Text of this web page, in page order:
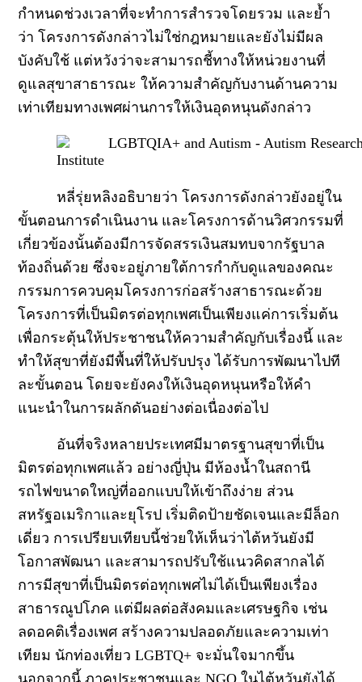
กำหนดช่วงเวลาที่จะทำการสำรวจโดยรวม และย้ำ
ว่า โครงการดังกล่าวไม่ใช่กฎหมายและยังไม่มีผล
บังคับใช้ แต่หวังว่าจะสามารถชี้ทางให้หน่วยงานที่
ดูแลสุขาสาธารณะ ให้ความสำคัญกับงานด้านความ
เท่าเทียมทางเพศผ่านการให้เงินอุดหนุนดังกล่าว
หลี่รุ่ยหลิงอธิบายว่า โครงการดังกล่าวยังอยู่ใน
ขั้นตอนการดำเนินงาน และโครงการด้านวิศวกรรมที่
เกี่ยวข้องนั้นต้องมีการจัดสรรเงินสมทบจากรัฐบาล
ท้องถิ่นด้วย ซึ่งจะอยู่ภายใต้การกำกับดูแลของคณะ
กรรมการควบคุมโครงการก่อสร้างสาธารณะด้วย
โครงการที่เป็นมิตรต่อทุกเพศเป็นเพียงแค่การเริ่มต้น
เพื่อกระตุ้นให้ประชาชนให้ความสำคัญกับเรื่องนี้ และ
ทำให้สุขาที่ยังมีพื้นที่ให้ปรับปรุง ได้รับการพัฒนาไปที
ละขั้นตอน โดยจะยังคงให้เงินอุดหนุนหรือให้คำ
แนะนำในการผลักดันอย่างต่อเนื่องต่อไป
อันที่จริงหลายประเทศมีมาตรฐานสุขาที่เป็น
มิตรต่อทุกเพศแล้ว อย่างญี่ปุ่น มีห้องน้ำในสถานี
รถไฟขนาดใหญ่ที่ออกแบบให้เข้าถึงง่าย ส่วน
สหรัฐอเมริกาและยุโรป เริ่มติดป้ายชัดเจนและมีล็อก
เดี่ยว การเปรียบเทียบนี้ช่วยให้เห็นว่าไต้หวันยังมี
โอกาสพัฒนา และสามารถปรับใช้แนวคิดสากลได้
การมีสุขาที่เป็นมิตรต่อทุกเพศไม่ได้เป็นเพียงเรื่อง
สาธารณูปโภค แต่มีผลต่อสังคมและเศรษฐกิจ เช่น
ลดอคติเรื่องเพศ สร้างความปลอดภัยและความเท่า
เทียม นักท่องเที่ยวLGBTQ+ จะมั่นใจมากขึ้น